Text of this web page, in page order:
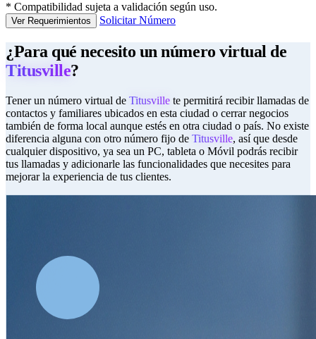
* Compatibilidad sujeta a validación según uso.
Ver Requerimientos Solicitar Número
¿Para qué necesito un número virtual de
Titusville?
Tener un número virtual de Titusville te permitirá recibir llamadas de
contactos y familiares ubicados en esta ciudad o cerrar negocios
también de forma local aunque estés en otra ciudad o país. No existe
diferencia alguna con otro número fijo de Titusville, así que desde
cualquier dispositivo, ya sea un PC, tableta o Móvil podrás recibir
tus llamadas y adicionarle las funcionalidades que necesites para
mejorar la experiencia de tus clientes.